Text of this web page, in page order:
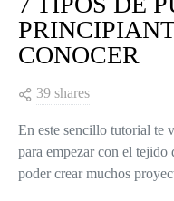
CONOCER
39 shares
En este sencillo tutorial te
para empezar con el
poder crear muchos